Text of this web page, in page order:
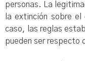
personas. La
la extinción sobre el
caso, las reglas
pueden ser respecto